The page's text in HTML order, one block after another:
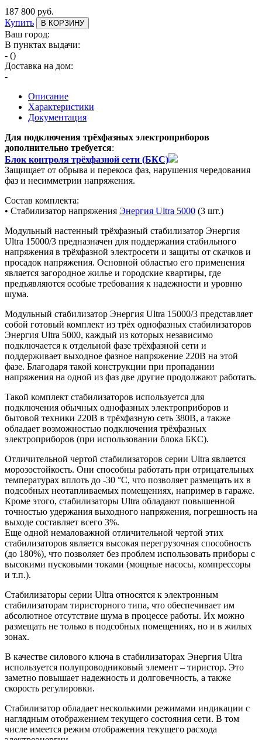
187 800 руб.
Купить
В КОРЗИНУ
Ваш город:
В пунктах выдачи:
- ()
Доставка на дом:
-
Описание
Характеристики
Документация
Для подключения трёхфазных электроприборов
дополнительно требуется:
Блок контроля трёхфазной сети (БКС)
Защищает от обрыва и перекоса фаз, нарушения чередования
фаз и несимметрии напряжения.
Состав комплекта:
• Стабилизатор напряжения Энергия Ultra 5000 (3 шт.)
Модульный настенный трёхфазный стабилизатор Энергия
Ultra 15000/3 предназначен для поддержания стабильного
напряжения в трёхфазной электросети и защиты от скачков и
просадок напряжения. Основной областью его применения
является загородное жилье и городские квартиры, где
предъявляются особые требования к надежности и уровню
шума.
Модульный стабилизатор Энергия Ultra 15000/3 представляет
собой готовый комплект из трёх однофазных стабилизаторов
Энергия Ultra 5000, каждый из которых независимо
подключается к отдельной фазе трёхфазной сети и
поддерживает выходное фазное напряжение 220В на этой
фазе. Благодаря такой конструкции при пропадании
напряжения на одной из фаз две другие продолжают работать.
Такой комплект стабилизаторов используется для
подключения обычных однофазных электроприборов и
бытовой техники 220В в трёхфазную сеть 380В, а также
обладает возможностью подключения трёхфазных
электроприборов (при использовании блока БКС).
Отличительной чертой стабилизаторов серии Ultra является
морозостойкость. Они способны работать при отрицательных
температурах вплоть до -30 °C, что позволяет размещать их в
подсобных неотапливаемых помещениях, например в гараже.
Кроме этого, стабилизаторы Ultra обладают повышенной
точностью удержания выходного напряжения, погрешность на
выходе составляет всего 3%.
Еще одной немаловажной отличительной чертой этих
стабилизаторов является высокая перегрузочная способность
(до 180%), что позволяет без проблем использовать приборы с
высокими пусковыми токами (мощные насосы, компрессоры
и т.п.).
Стабилизаторы серии Ultra относятся к электронным
стабилизаторам тиристорного типа, что обеспечивает им
абсолютное отсутствие шума в процессе работы. Их можно
размещать не только в подсобных помещениях, но и в жилых
зонах.
В качестве силового ключа в стабилизаторах Энергия Ultra
используется полупроводниковый элемент – тиристор. Это
заметно повышает надежность и долговечность, а также
скорость регулировки.
Стабилизатор обладает несколькими режимами индикации с
наглядным отображением текущего состояния сети. В том
числе имеется режим отображения текущего расхода